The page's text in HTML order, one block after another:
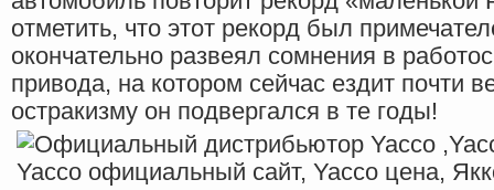
отметить, что этот рекорд был
окончательно развеял сомнения в
привода, на котором сейчас ездит почти
остракизму он подвергался в те годы!